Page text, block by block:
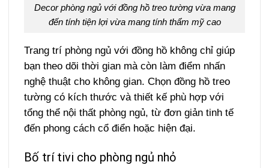
Decor phòng ngủ với đồng hồ treo tường vừa mang
đến tính tiện lợi vừa mang tính thẩm mỹ cao
Trang trí phòng ngủ với đồng hồ không chỉ giúp
bạn theo dõi thời gian mà còn làm điểm nhấn
nghệ thuật cho không gian. Chọn đồng hồ treo
tường có kích thước và thiết kế phù hợp với
tổng thể nội thất phòng ngủ, từ đơn giản tinh tế
đến phong cách cổ điển hoặc hiện đại.
Bố trí tivi cho phòng ngủ nhỏ